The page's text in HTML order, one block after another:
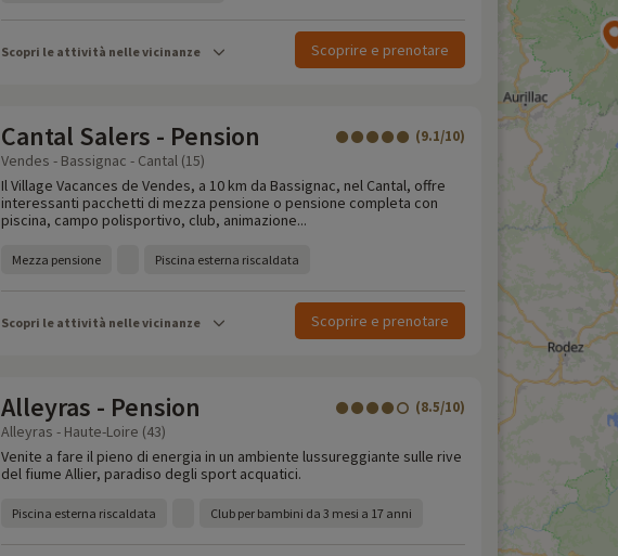
Scopri le attività nelle vicinanze Scoprire e prenotare
Cantal Salers - Pension (9.1/10)
Vendes - Bassignac - Cantal (15)
Il Village Vacances de Vendes, a 10 km da Bassignac, nel Cantal, offre
interessanti pacchetti di mezza pensione o pensione completa con
piscina, campo polisportivo, club, animazione...
Mezza pensione Piscina esterna riscaldata
Scopri le attività nelle vicinanze Scoprire e prenotare
Alleyras - Pension (8.5/10)
Alleyras - Haute-Loire (43)
Venite a fare il pieno di energia in un ambiente lussureggiante sulle rive
del fiume Allier, paradiso degli sport acquatici.
Piscina esterna riscaldata Club per bambini da 3 mesi a 17 anni